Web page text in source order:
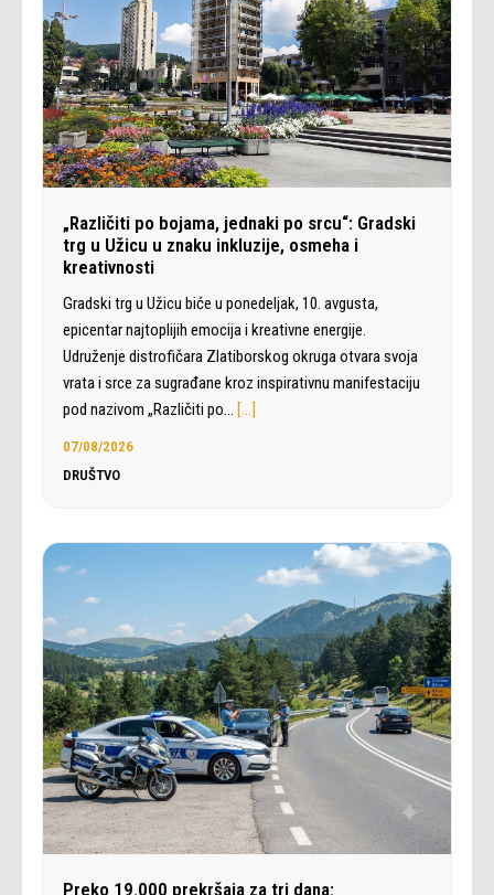
„Različiti po bojama, jednaki po srcu“: Gradski
trg u Užicu u znaku inkluzije, osmeha i
kreativnosti
Gradski trg u Užicu biće u ponedeljak, 10. avgusta,
epicentar najtoplijih emocija i kreativne energije.
Udruženje distrofičara Zlatiborskog okruga otvara svoja
vrata i srce za sugrađane kroz inspirativnu manifestaciju
pod nazivom „Različiti po… […]
07/08/2026
DRUŠTVO
Preko 19.000 prekršaja za tri dana: